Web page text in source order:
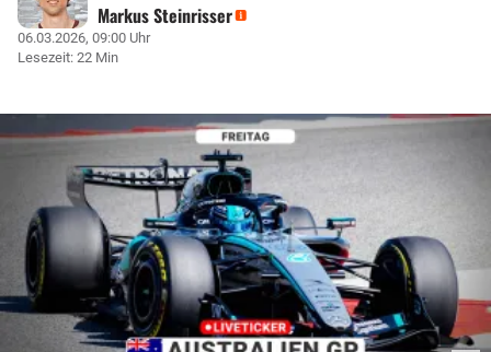
Markus Steinrisser
06.03.2026, 09:00 Uhr
Lesezeit: 22 Min